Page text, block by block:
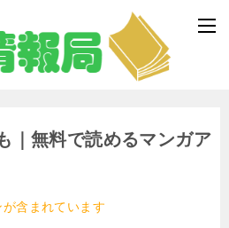
｜無料で読めるマンガア
含まれています